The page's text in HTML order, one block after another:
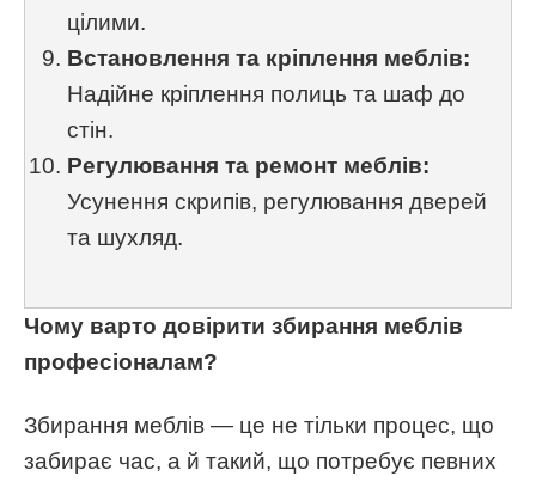
цілими.
Встановлення та кріплення меблів:
Надійне кріплення полиць та шаф до
стін.
Регулювання та ремонт меблів:
Усунення скрипів, регулювання дверей
та шухляд.
Чому варто довірити збирання меблів
професіоналам?
Збирання меблів — це не тільки процес, що
забирає час, а й такий, що потребує певних